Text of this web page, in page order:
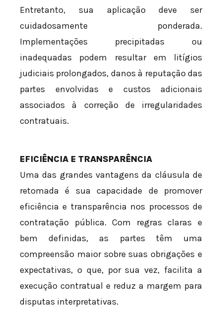
Entretanto, sua aplicação deve ser
cuidadosamente ponderada.
Implementações precipitadas ou
inadequadas podem resultar em litígios
judiciais prolongados, danos à reputação das
partes envolvidas e custos adicionais
associados à correção de irregularidades
contratuais.
EFICIÊNCIA E TRANSPARÊNCIA
Uma das grandes vantagens da cláusula de
retomada é sua capacidade de promover
eficiência e transparência nos processos de
contratação pública. Com regras claras e
bem definidas, as partes têm uma
compreensão maior sobre suas obrigações e
expectativas, o que, por sua vez, facilita a
execução contratual e reduz a margem para
disputas interpretativas.